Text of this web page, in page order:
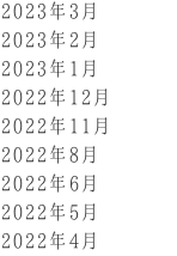
2023年3月
2023年2月
2023年1月
2022年12月
2022年11月
2022年8月
2022年6月
2022年5月
2022年4月